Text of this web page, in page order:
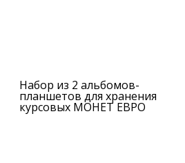
Набор из 2 альбомов-
планшетов для хранения
курсовых МОНЕТ ЕВРО